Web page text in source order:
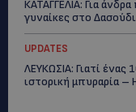
ΚΑΤΑΓΓΕΛΙΑ: Για
γυναίκες στο
UPDATES
ΛΕΥΚΩΣΙΑ: Γιατί
ιστορική μπυραρία –